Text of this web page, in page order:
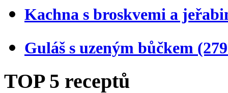
Kachna s broskvemi a
Guláš s uzeným bůčkem
TOP 5 receptů